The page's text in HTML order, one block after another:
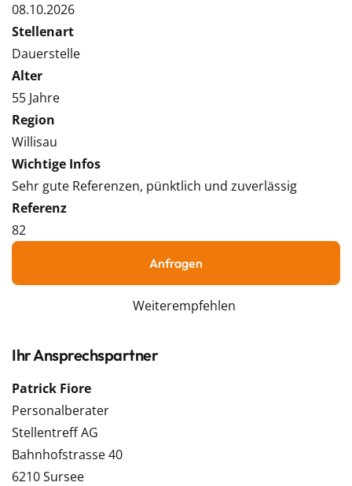
08.10.2026
Stellenart
Dauerstelle
Alter
55 Jahre
Region
Willisau
Wichtige Infos
Sehr gute Referenzen, pünktlich und zuverlässig
Referenz
82
Anfragen
Weiterempfehlen
Ihr Ansprechspartner
Patrick Fiore
Personalberater
Stellentreff AG
Bahnhofstrasse 40
6210 Sursee